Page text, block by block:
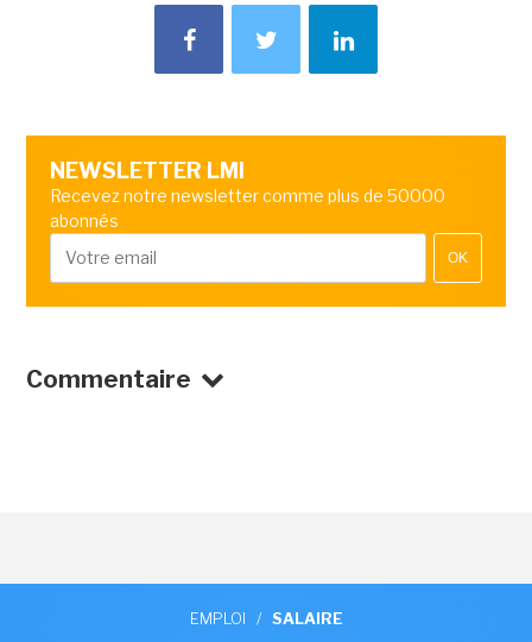
NEWSLETTER LMI
Recevez notre newsletter comme plus de 50000
abonnés
OK
Commentaire
EMPLOI / SALAIRE